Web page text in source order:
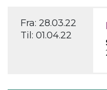
Fra: 28.03.22
Til: 01.04.22